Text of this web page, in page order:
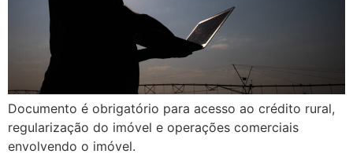
Documento é obrigatório para acesso ao crédito rural,
regularização do imóvel e operações comerciais
envolvendo o imóvel.